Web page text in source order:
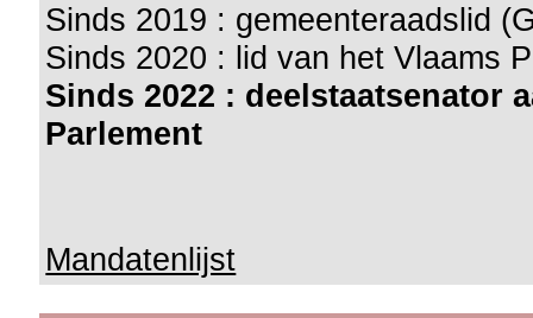
Sinds 2019 : gemeenteraadslid
Sinds 2020 : lid van het Vlaams
Sinds 2022 : deelstaatsenator
Parlement
Mandatenlijst